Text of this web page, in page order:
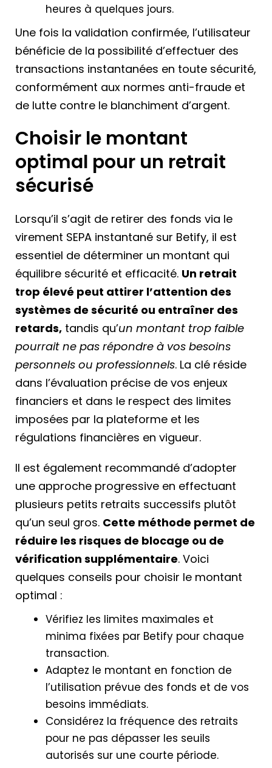
heures à quelques jours.
Une fois la validation confirmée, l’utilisateur
bénéficie de la possibilité d’effectuer des
transactions instantanées en toute sécurité,
conformément aux normes anti-fraude et
de lutte contre le blanchiment d’argent.
Choisir le montant
optimal pour un retrait
sécurisé
Lorsqu’il s’agit de retirer des fonds via le
virement SEPA instantané sur Betify, il est
essentiel de déterminer un montant qui
équilibre sécurité et efficacité. Un retrait
trop élevé peut attirer l’attention des
systèmes de sécurité ou entraîner des
retards, tandis qu’un montant trop faible
pourrait ne pas répondre à vos besoins
personnels ou professionnels. La clé réside
dans l’évaluation précise de vos enjeux
financiers et dans le respect des limites
imposées par la plateforme et les
régulations financières en vigueur.
Il est également recommandé d’adopter
une approche progressive en effectuant
plusieurs petits retraits successifs plutôt
qu’un seul gros. Cette méthode permet de
réduire les risques de blocage ou de
vérification supplémentaire. Voici
quelques conseils pour choisir le montant
optimal :
Vérifiez les limites maximales et
minima fixées par Betify pour chaque
transaction.
Adaptez le montant en fonction de
l’utilisation prévue des fonds et de vos
besoins immédiats.
Considérez la fréquence des retraits
pour ne pas dépasser les seuils
autorisés sur une courte période.